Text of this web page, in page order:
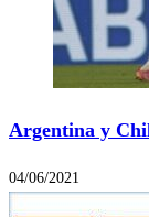
Argentina y
04/06/2021